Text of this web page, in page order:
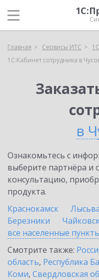
Главная Сервисы ИТС
1С:Кабинет сотрудника в
в
Ознакомьтесь с
выберите партнёра и
консультацию,
продукта.
Краснокамск
Березники
все населенные
Смотрите также:
область, Республика
Коми, Свердловская